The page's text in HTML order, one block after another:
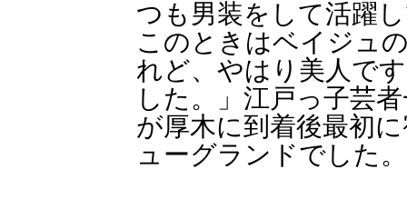
つも男装をして活躍
このときはベイジュ
れど、やはり美人で
した。」江戸っ子芸
が厚木に到着後最初
ューグランドでした。